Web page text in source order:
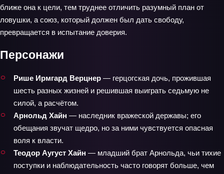
ближе она к цели, тем труднее отличить разумный план от
ловушки, а союз, который должен был дать свободу,
превращается в испытание доверия.
Персонажи
Рише Ирмгард Верцнер — герцогская дочь, прожившая
шесть разных жизней и решившая выиграть седьмую не
силой, а расчётом.
Арнольд Хайн — наследник вражеской державы; его
обещания звучат щедро, но за ними чувствуется опасная
воля к власти.
Теодор Аугуст Хайн — младший брат Арнольда, чьи тихие
поступки и наблюдательность часто говорят больше, чем